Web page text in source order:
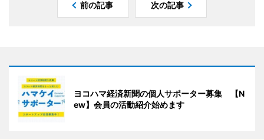
前の記事 次の記事
ヨコハマ経済新聞の個人サポーター募集 【N
ew】会員の活動紹介始めます